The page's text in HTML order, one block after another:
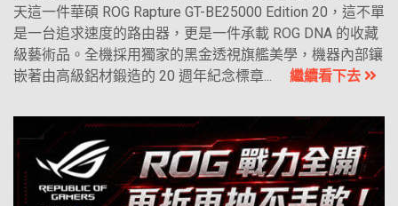
天這一件華碩 ROG Rapture GT-BE25000 Edition 20，這不單
是一台追求速度的路由器，更是一件承載 ROG DNA 的收藏
級藝術品。全機採用獨家的黑金透視旗艦美學，機器內部鑲
嵌著由高級鋁材鍛造的 20 週年紀念標章... 繼續看下去